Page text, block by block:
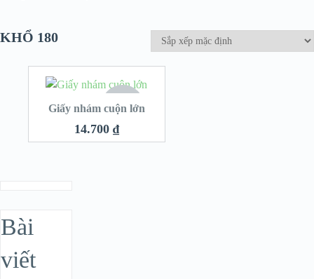
KHỔ 180
HÀNG
Giấy nhám cuộn lớn
14.700 ₫
Bài
viết